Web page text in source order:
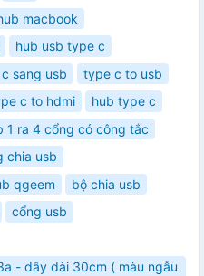
macbook
hub usb type c
sang usb
type c to usb
c to hdmi
hub type c
1 ra 4 cổng có công tắc
chia usb
qgeem
bộ chia usb
cổng usb
- dây dài 30cm ( màu ngẫu